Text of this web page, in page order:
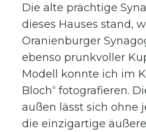
Die alte prächtige
dieses Hauses stand,
Oranienburger
ebenso prunkvoller
Modell konnte ich im
Bloch“ fotografieren.
außen lässt sich ohne
die einzigartige